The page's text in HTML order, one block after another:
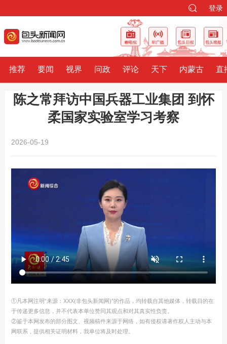
登录
推荐 要闻 视界 问政 评论 天下 内蒙古 直
陈之常拜访中国兵器工业集团 到怀
柔国家实验室学习考察
2026-05-19
①凡本网注明“来源：XXX(非包头新闻网)”的作品，均转载自其他媒体，转载目的在
于传递更多信息，并不代表本单位赞同其观点和对其真实性负责。
②鉴于本网发布的部分图文、视频稿件来源于网络，如有侵权请著作权人主动与本
网联系，提供相关证明材料，我单位将及时处理。